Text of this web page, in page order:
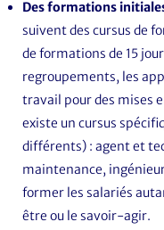
Des formations
suivent des cursus de
de formations de 15
regroupements, les
travail pour des mises
existe un cursus
différents) : agent et
maintenance,
former les salariés
être ou le savoir-agir.